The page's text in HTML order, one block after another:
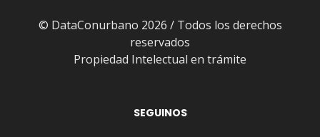
© DataConurbano 2026 / Todos los derechos
reservados
Propiedad Intelectual en trámite
SEGUINOS